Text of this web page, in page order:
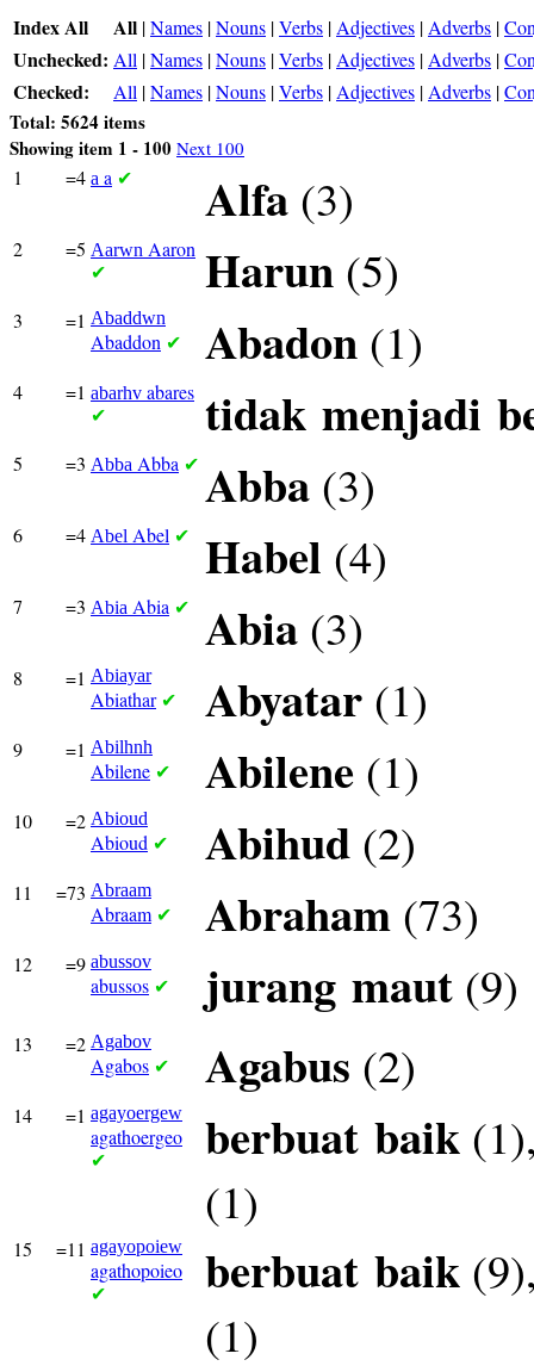
Index All All |Names |Nouns |Verbs | Adjectives | Adverbs |
Unchecked: All |Names |Nouns |Verbs | Adjectives | Adverbs |
Checked: All |Names |Nouns |Verbs | Adjectives | Adverbs |
Total: 5624 items
Showing item 1 - 100 Next 100
1 =4 a a ✔ Alfa (3)
2 =5 Aarwn Aaron
✔ Harun (5)
3 =1 Abaddwn
Abaddon ✔ Abadon (1)
4 =1 abarhv abares
✔ tidak menjadi
5 =3 Abba Abba ✔ Abba (3)
6 =4 Abel Abel ✔ Habel (4)
7 =3 Abia Abia ✔ Abia (3)
8 =1 Abiayar
Abiathar ✔ Abyatar (1)
9 =1 Abilhnh
Abilene ✔ Abilene (1)
10 =2 Abioud
Abioud ✔ Abihud (2)
11 =73 Abraam
Abraam ✔ Abraham (73)
12 =9 abussov
abussos ✔ jurang maut (9)
13 =2 Agabov
Agabos ✔ Agabus (2)
14 =1 agayoergew
agathoergeo
✔ berbuat baik
(1)
15 =11 agayopoiew
agathopoieo
✔ berbuat baik
(1)